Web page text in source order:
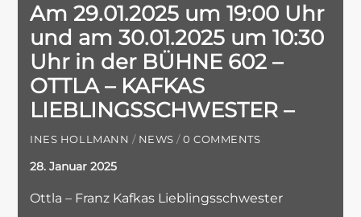
Am 29.01.2025 um 19:00 Uhr
und am 30.01.2025 um 10:30
Uhr in der BÜHNE 602 –
OTTLA – KAFKAS
LIEBLINGSSCHWESTER –
INES HOLLMANN / NEWS / 0 COMMENTS
28. Januar 2025
Ottla – Franz Kafkas Lieblingsschwester